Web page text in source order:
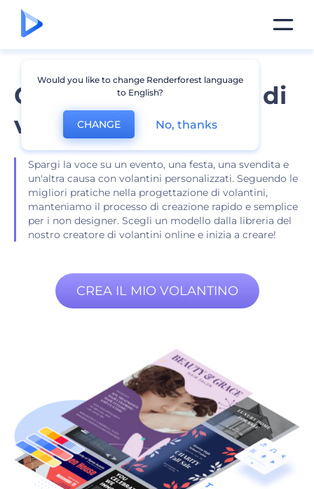
Creatore ed editore di
volantini online
Spargi la voce su un evento, una festa, una svendita e
un'altra causa con volantini personalizzati. Seguendo le
migliori pratiche nella progettazione di volantini,
manteniamo il processo di creazione rapido e semplice
per i non designer. Scegli un modello dalla libreria del
nostro creatore di volantini online e inizia a creare!
CREA IL MIO VOLANTINO
Would you like to change Renderforest language
to English?
CHANGE No, thanks